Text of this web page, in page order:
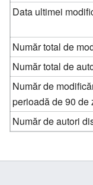
Data ultimei
Număr total de
Număr total de
Număr de
perioadă de 90 de
Număr de autori